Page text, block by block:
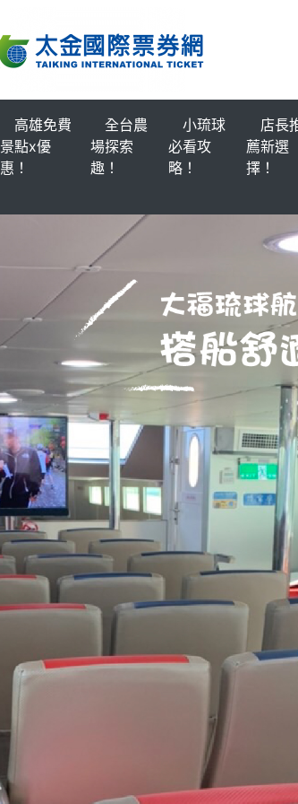
高雄免費
景點x優
惠！
全台農
場探索
趣！
小琉球
必看攻
略！
店長
薦新選
擇！